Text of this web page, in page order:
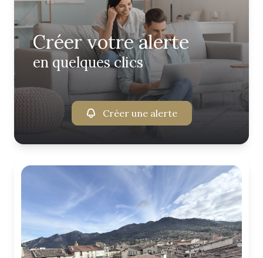
créer votre alerte
en quelques clics
Créer une alerte